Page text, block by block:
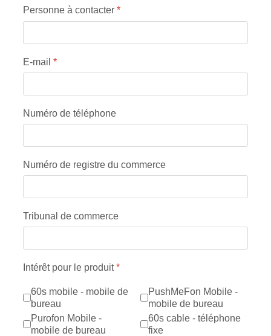
Personne à contacter *
E-mail *
Numéro de téléphone
Numéro de registre du commerce
Tribunal de commerce
Intérêt pour le produit*
60s mobile - mobile de
bureau
PushMeFon Mobile -
mobile de bureau
Purofon Mobile -
mobile de bureau
60s cable - téléphone
fixe